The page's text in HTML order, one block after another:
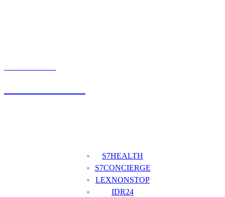
S7HEALTH
S7CONCIERGE
LEXNONSTOP
IDR24